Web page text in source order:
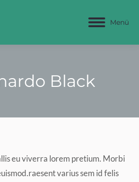
Menü
Black
eu viverra lorem pretium. Morbi
varius sem id felis